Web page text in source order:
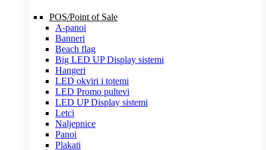
POS/Point of Sale
A-panoi
Banneri
Beach flag
Big LED UP Display sistemi
Hangeri
LED okviri i totemi
LED Promo pultevi
LED UP Display sistemi
Letci
Naljepnice
Panoi
Plakati